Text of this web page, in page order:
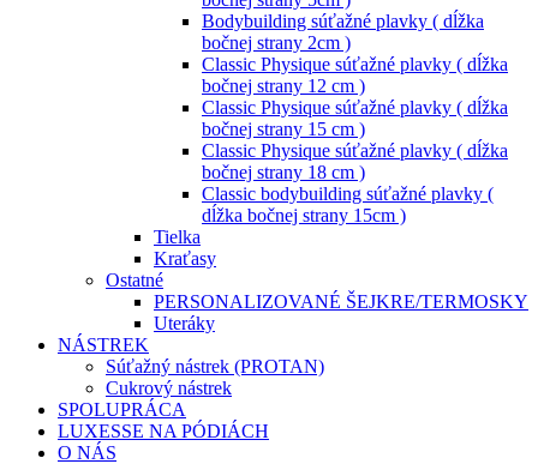
Bodybuilding súťažné plavky ( dĺžka
bočnej strany 2cm )
Classic Physique súťažné plavky ( dĺžka
bočnej strany 12 cm )
Classic Physique súťažné plavky ( dĺžka
bočnej strany 15 cm )
Classic Physique súťažné plavky ( dĺžka
bočnej strany 18 cm )
Classic bodybuilding súťažné plavky (
dĺžka bočnej strany 15cm )
Tielka
Kraťasy
Ostatné
PERSONALIZOVANÉ ŠEJKRE/TERMOSKY
Uteráky
NÁSTREK
Súťažný nástrek (PROTAN)
Cukrový nástrek
SPOLUPRÁCA
LUXESSE NA PÓDIÁCH
O NÁS